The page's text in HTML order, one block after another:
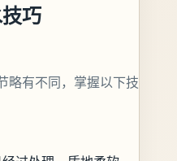
巧
略有不同，掌握以下技